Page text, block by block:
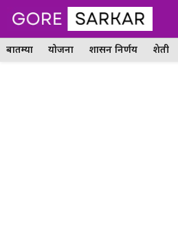
Skip
content
बातम्या योजना शासन निर्णय शेती